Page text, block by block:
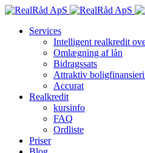
Services
Intelligent realkredit
Omlægning af lån
Bidragssats
Attraktiv
Accurat
Realkredit
kursinfo
FAQ
Ordliste
Priser